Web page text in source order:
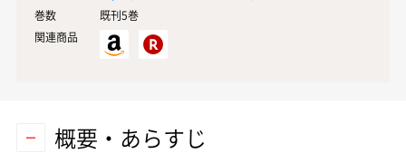
巻数
既刊5巻
関連商品
概要・あらすじ